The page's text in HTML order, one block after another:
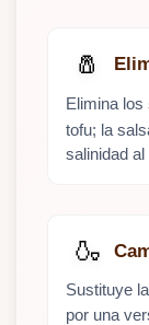
🧂
Elimina los
tofu; la
salinidad al
🍶
Sustituye
por una